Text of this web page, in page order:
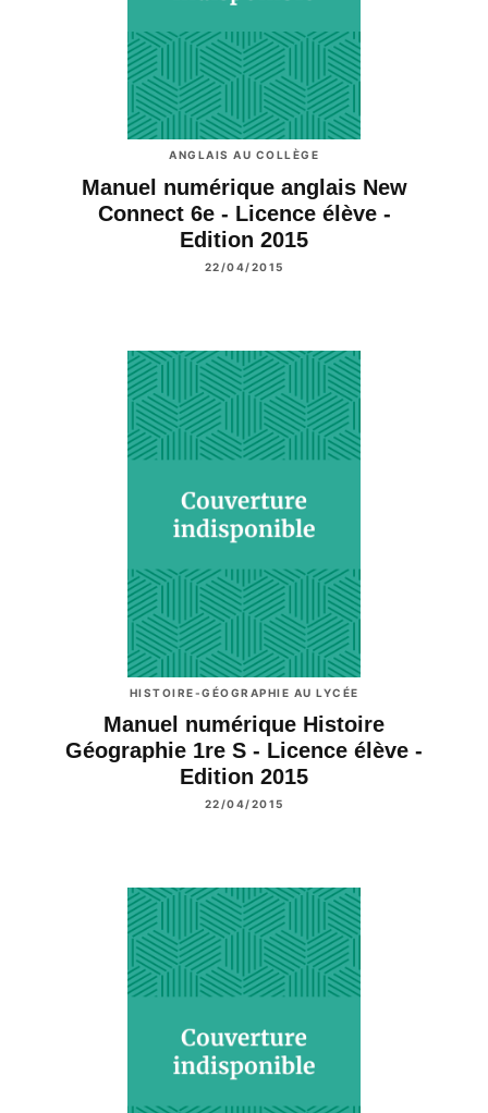
ANGLAIS AU COLLÈGE
Manuel numérique anglais New
Connect 6e - Licence élève -
Edition 2015
22/04/2015
HISTOIRE-GÉOGRAPHIE AU LYCÉE
Manuel numérique Histoire
Géographie 1re S - Licence élève -
Edition 2015
22/04/2015